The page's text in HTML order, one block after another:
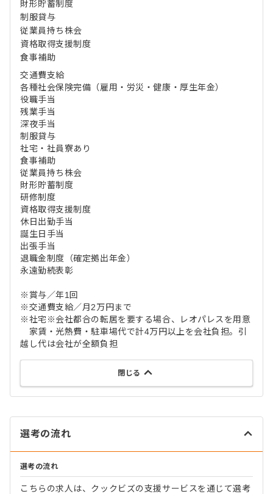
財形貯蓄制度
制服貸与
従業員持ち株会
資格取得支援制度
食事補助
交通費支給
各種社会保険完備（雇用・労災・健康・厚生年金）
役職手当
残業手当
深夜手当
制服貸与
社宅・社員寮あり
食事補助
従業員持ち株会
財形貯蓄制度
研修制度
資格取得支援制度
休日出勤手当
誕生日手当
出張手当
退職金制度（確定拠出年金）
永遠勤続表彰
※賞与／年1回
※交通費支給／月2万円まで
※社宅※会社都合の転居を要する場合、レオパレスを用意
家賃・光熱費・駐車場代で計4万円以上を会社負担。引
越し代は会社が全額負担
閉じる
選考の流れ
選考の流れ
こちらの求人は、クックビズの支援サービスを通じて選考